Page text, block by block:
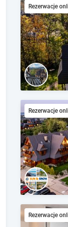
Rezerwacje
Rezerwacje
Rezerwacje